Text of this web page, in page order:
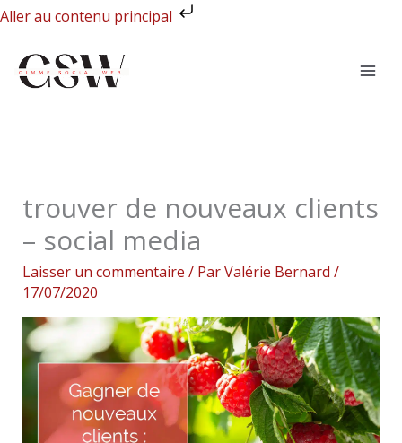
Aller au contenu principal
Aller
contenu
trouver de nouveaux clients
– social media
Laisser un commentaire / ParValérie Bernard /
17/07/2020